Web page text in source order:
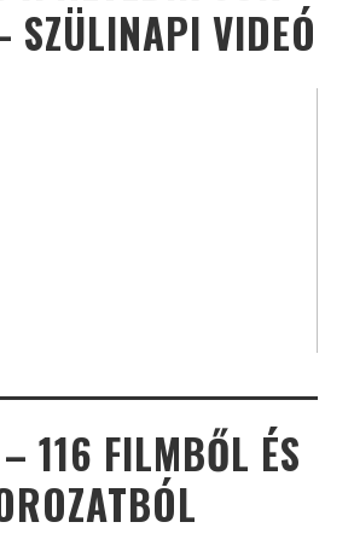
SZÜLINAPI VIDEÓ
116 FILMBŐL ÉS